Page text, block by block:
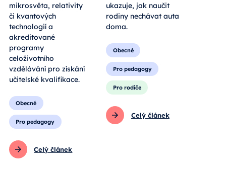
mikrosvěta, relativity
či kvantových
technologií a
akreditované
programy
celoživotního
vzdělávání pro získání
učitelské kvalifikace.
Obecné
Pro pedagogy
Celý článek
ukazuje, jak naučit
rodiny nechávat auta
doma.
Obecné
Pro pedagogy
Pro rodiče
Celý článek